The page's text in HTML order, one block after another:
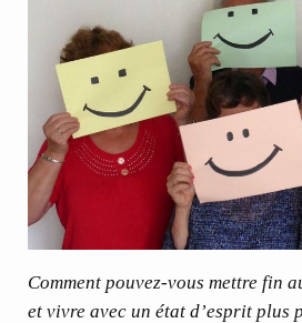
Comment pouvez-vous mettre fin
et vivre avec un état d’esprit plus